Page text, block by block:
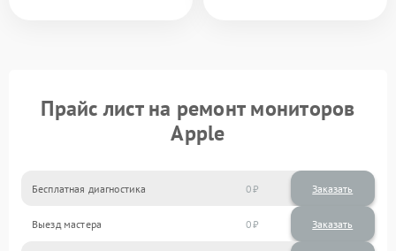
Прайс лист на ремонт мониторов
Apple
Бесплатная диагностика 0 Заказать
Выезд мастера 0 Заказать